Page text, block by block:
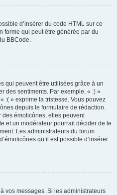
d’insérer du code HTML sur ce
forme qui peut être générée par du
BBCode.
qui peuvent être utilisées grâce à un
des sentiments. Par exemple, « :) »
:( » exprime la tristesse. Vous pouvez
depuis le formulaire de rédaction.
des émoticônes, elles peuvent
et un modérateur pourrait décider de le
Les administrateurs du forum
qu’il est possible d’insérer
vos messages. Si les administrateurs